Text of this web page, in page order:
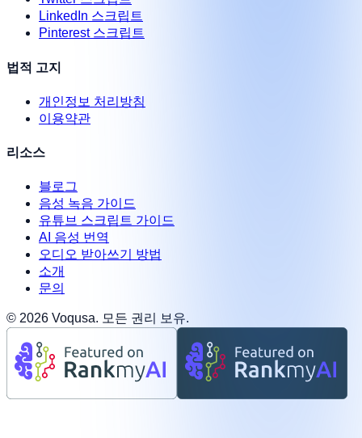
LinkedIn 스크립트
Pinterest 스크립트
법적 고지
개인정보 처리방침
이용약관
리소스
블로그
음성 녹음 가이드
유튜브 스크립트 가이드
AI 음성 번역
오디오 받아쓰기 방법
소개
문의
© 2026 Voqusa. 모든 권리 보유.